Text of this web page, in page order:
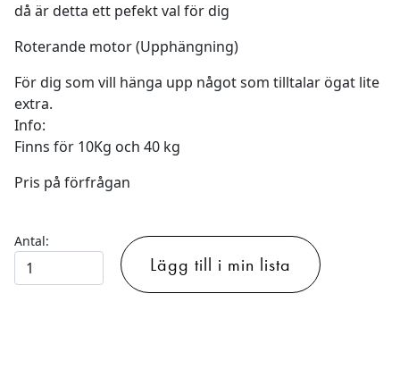
då är detta ett pefekt val för dig
Roterande motor (Upphängning)
För dig som vill hänga upp något som tilltalar ögat lite
extra.
Info:
Finns för 10Kg och 40 kg
Pris på förfrågan
Antal:
ROTERANDE
EXPO
Lägg till i min lista